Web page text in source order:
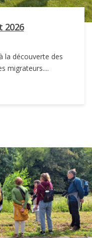
2026
la découverte des
migrateurs....